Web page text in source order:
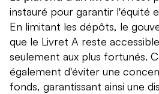
instauré pour garantir l'équité
En limitant les dépôts, le
que le Livret A reste
seulement aux plus fortunés.
également d'éviter une
fonds, garantissant ainsi une